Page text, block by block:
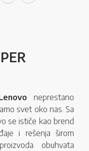
neprestano
svet oko nas. Sa
se ističe kao brend
i rešenja širom
obuhvata